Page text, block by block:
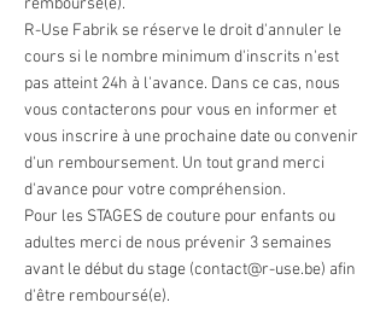
R-Use Fabrik se réserve le droit d'annuler le
cours si le nombre minimum d'inscrits n'est
pas atteint 24h à l'avance. Dans ce cas, nous
vous contacterons pour vous en informer et
vous inscrire à une prochaine date ou convenir
d'un remboursement. Un tout grand merci
d'avance pour votre compréhension.
Pour les STAGES de couture pour enfants ou
adultes merci de nous prévenir 3 semaines
avant le début du stage (contact@r-use.be) afin
d'être remboursé(e).